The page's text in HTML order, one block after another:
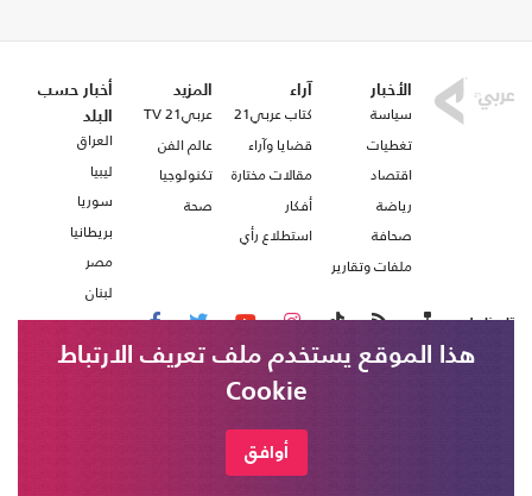
الأخبار
سياسة
تغطيات
اقتصاد
رياضة
صحافة
ملفات وتقارير
آراء
كتاب عربي21
قضايا وآراء
مقالات مختارة
أفكار
استطلاع رأي
المزيد
عربي21 TV
عالم الفن
تكنولوجيا
صحة
أخبار حسب
البلد
العراق
ليبيا
سوريا
بريطانيا
مصر
لبنان
تابعنا على
هذا الموقع يستخدم ملف تعريف الارتباط
Cookie
أوافق